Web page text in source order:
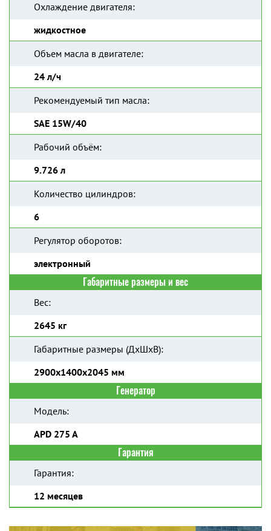
Охлаждение двигателя:
жидкостное
Объем масла в двигателе:
24 л/ч
Рекомендуемый тип масла:
SAE 15W/40
Рабочий объём:
9.726 л
Количество цилиндров:
6
Регулятор оборотов:
электронный
Габаритные размеры и вес
Вес:
2645 кг
Габаритные размеры (ДхШхВ):
2900x1400x2045 мм
Генератор
Модель:
APD 275 A
Гарантия
Гарантия:
12 месяцев